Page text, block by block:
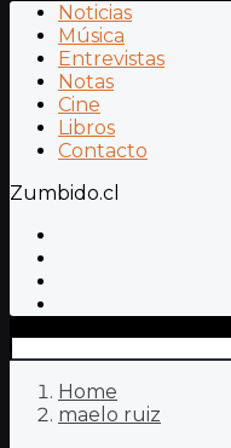
Noticias
Música
Entrevistas
Notas
Cine
Libros
Contacto
Zumbido.cl
Home
maelo ruiz